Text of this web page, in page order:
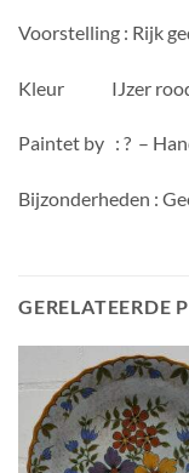
Voorstelling : Rijk
Kleur IJzer rood
Paintet by : ? –
Bijzonderheden :
GERELATEERDE